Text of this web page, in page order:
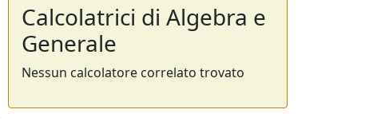
Calcolatrici di Algebra e
Generale
Nessun calcolatore correlato trovato